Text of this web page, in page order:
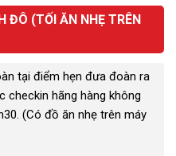
ĐÔ (TỐI ĂN NHẸ TRÊN
tại điểm hẹn đưa đoàn ra
checkin hãng hàng không
(Có đồ ăn nhẹ trên máy